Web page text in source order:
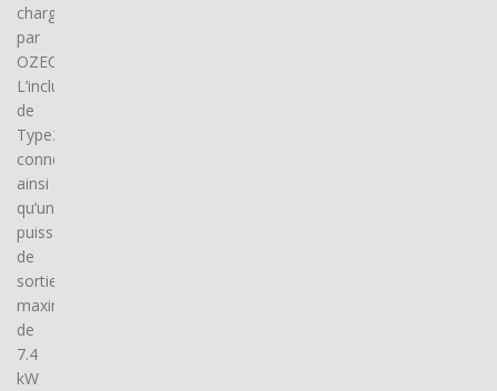
charge
par
OZECAR.
L’inclusion
de
Type2
connector(s),
ainsi
qu’une
puissance
de
sortie
maximale
de
7.4
kW